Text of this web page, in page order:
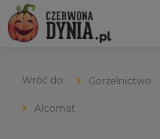
Gorzelnictwo
Alcomat